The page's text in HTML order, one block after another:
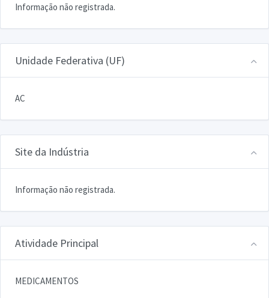
Informação não registrada.
Unidade Federativa (UF)
AC
Site da Indústria
Informação não registrada.
Atividade Principal
MEDICAMENTOS